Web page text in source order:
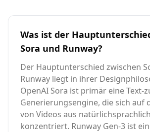
Was ist der
Sora und Runway?
Der Hauptunterschied zwischen
Runway liegt in ihrer
OpenAI Sora ist primär eine Text-
Generierungsengine, die sich auf
von Videos aus
konzentriert. Runway Gen-3 ist